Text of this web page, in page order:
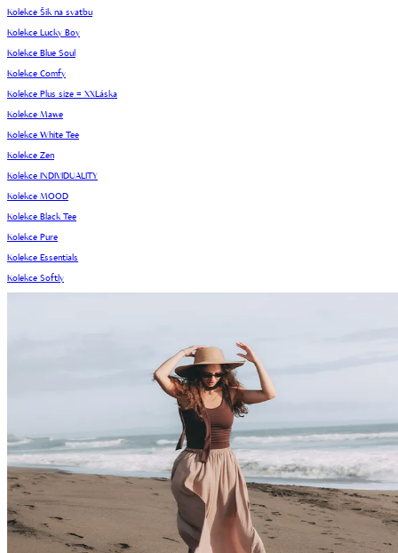
Kolekce Šik na svatbu
Kolekce Lucky Boy
Kolekce Blue Soul
Kolekce Comfy
Kolekce Plus size = XXLáska
Kolekce Mawe
Kolekce White Tee
Kolekce Zen
Kolekce INDIVIDUALITY
Kolekce MOOD
Kolekce Black Tee
Kolekce Pure
Kolekce Essentials
Kolekce Softly